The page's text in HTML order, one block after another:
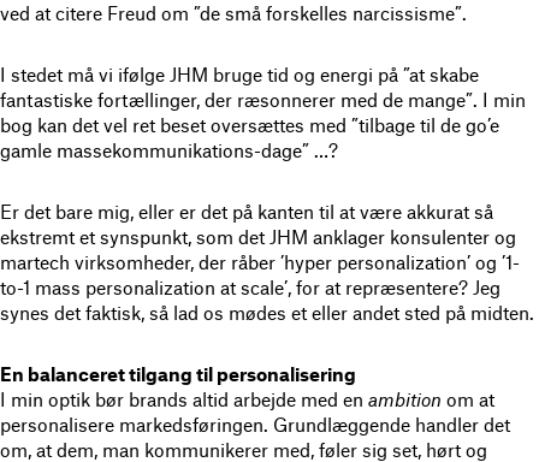
ved at citere Freud om ”de små forskelles narcissisme”.
I stedet må vi ifølge JHM bruge tid og energi på ”at skabe
fantastiske fortællinger, der ræsonnerer med de mange”. I min
bog kan det vel ret beset oversættes med ”tilbage til de go’e
gamle massekommunikations-dage” …?
Er det bare mig, eller er det på kanten til at være akkurat så
ekstremt et synspunkt, som det JHM anklager konsulenter og
martech virksomheder, der råber ’hyper personalization’ og ’1-
to-1 mass personalization at scale’, for at repræsentere? Jeg
synes det faktisk, så lad os mødes et eller andet sted på midten.
En balanceret tilgang til personalisering
I min optik bør brands altid arbejde med en ambition om at
personalisere markedsføringen. Grundlæggende handler det
om, at dem, man kommunikerer med, føler sig set, hørt og